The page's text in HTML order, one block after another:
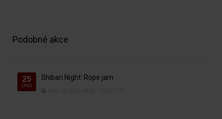
Podobné akce
25
ÚNO
Shibari Night: Rope jam